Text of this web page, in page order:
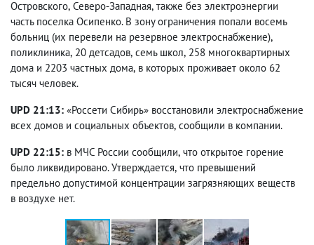
Островского, Северо-Западная, также без электроэнергии
часть поселка Осипенко. В зону ограничения попали восемь
больниц (их перевели на резервное электроснабжение),
поликлиника, 20 детсадов, семь школ, 258 многоквартирных
дома и 2203 частных дома, в которых проживает около 62
тысяч человек.
UPD 21:13: «Россети Сибирь» восстановили электроснабжение
всех домов и социальных объектов, сообщили в компании.
UPD 22:15: в МЧС России сообщили, что открытое горение
было ликвидировано. Утверждается, что превышений
предельно допустимой концентрации загрязняющих веществ
в воздухе нет.